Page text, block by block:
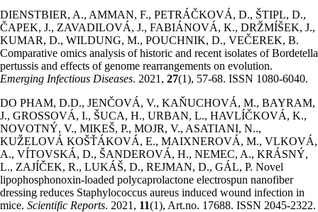
DIENSTBIER, A., AMMAN, F., PETRÁČKOVÁ, D., ŠTIPL, D.,
ČAPEK, J., ZAVADILOVÁ, J., FABIÁNOVÁ, K., DRŽMÍŠEK, J.,
KUMAR, D., WILDUNG, M., POUCHNIK, D., VEČEREK, B.
Comparative omics analysis of historic and recent isolates of Bordetella
pertussis and effects of genome rearrangements on evolution.
Emerging Infectious Diseases. 2021, 27(1), 57-68. ISSN 1080-6040.
DO PHAM, D.D., JENČOVÁ, V., KAŇUCHOVÁ, M., BAYRAM,
J., GROSSOVÁ, I., ŠUCA, H., URBAN, L., HAVLÍČKOVÁ, K.,
NOVOTNÝ, V., MIKEŠ, P., MOJR, V., ASATIANI, N..,
KUŽELOVÁ KOŠŤÁKOVÁ, E., MAIXNEROVÁ, M., VLKOVÁ,
A., VÍTOVSKÁ, D., ŠANDEROVÁ, H., NEMEC, A., KRÁSNÝ,
L., ZAJÍČEK, R., LUKÁŠ, D., REJMAN, D., GÁL, P. Novel
lipophosphonoxin-loaded polycaprolactone electrospun nanofiber
dressing reduces Staphylococcus aureus induced wound infection in
mice. Scientific Reports. 2021, 11(1), Art.no. 17688. ISSN 2045-2322.